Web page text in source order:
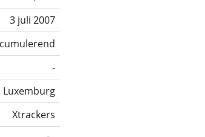
3 juli 2007
-
Luxemburg
Xtrackers